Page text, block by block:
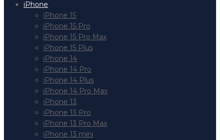
iPhone
iPhone 15
iPhone 15 Pro
iPhone 15 Pro Max
iPhone 15 Plus
iPhone 14
iPhone 14 Pro
iPhone 14 Plus
iPhone 14 Pro Max
iPhone 13
iPhone 13 Pro
iPhone 13 Pro Max
iPhone 13 mini